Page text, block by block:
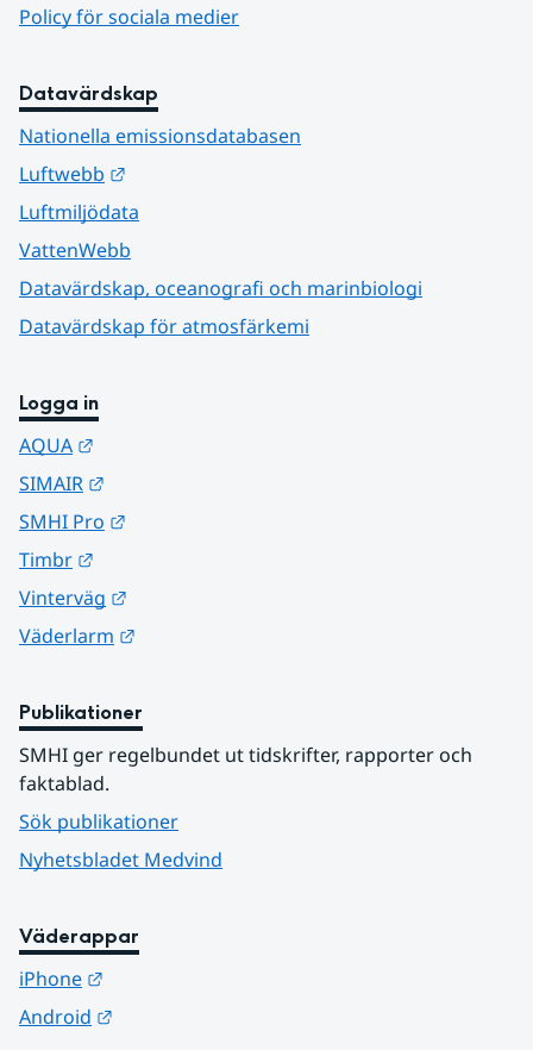
Policy för sociala medier
Datavärdskap
Nationella emissionsdatabasen
Luftwebb
Luftmiljödata
VattenWebb
Datavärdskap, oceanografi och marinbiologi
Datavärdskap för atmosfärkemi
Logga in
AQUA
SIMAIR
SMHI Pro
Timbr
Vinterväg
Väderlarm
Publikationer
SMHI ger regelbundet ut tidskrifter, rapporter och
faktablad.
Sök publikationer
Nyhetsbladet Medvind
Väderappar
iPhone
Android